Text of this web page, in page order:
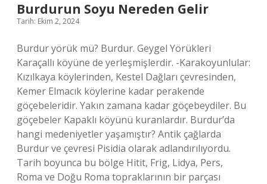
Burdurun Soyu Nereden Gelir
Tarih: Ekim 2, 2024
Burdur yörük mü? Burdur. Geygel Yörükleri
Karaçallı köyüne de yerleşmişlerdir. -Karakoyunlular:
Kızılkaya köylerinden, Kestel Dağları çevresinden,
Kemer Elmacık köylerine kadar perakende
göçebeleridir. Yakın zamana kadar göçebeydiler. Bu
göçebeler Kapaklı köyünü kuranlardır. Burdur’da
hangi medeniyetler yaşamıştır? Antik çağlarda
Burdur ve çevresi Pisidia olarak adlandırılıyordu.
Tarih boyunca bu bölge Hitit, Frig, Lidya, Pers,
Roma ve Doğu Roma topraklarının bir parçası